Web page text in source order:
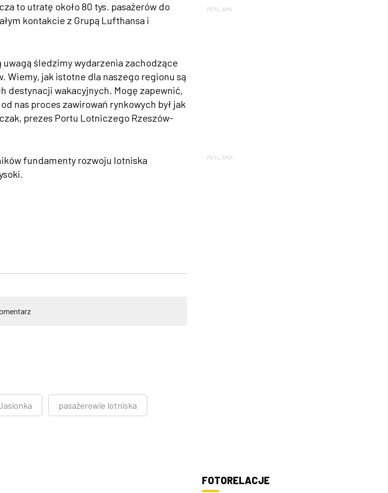
to utratę około 80 tys. pasażerów do
kontakcie z Grupą Lufthansa i
uwagą śledzimy wydarzenia zachodzące
Wiemy, jak istotne dla naszego regionu są
destynacji wakacyjnych. Mogę zapewnić,
nas proces zawirowań rynkowych był jak
prezes Portu Lotniczego Rzeszów-
fundamenty rozwoju lotniska
pasażerowie lotniska
REKLAMA
REKLAMA
FOTORELACJE